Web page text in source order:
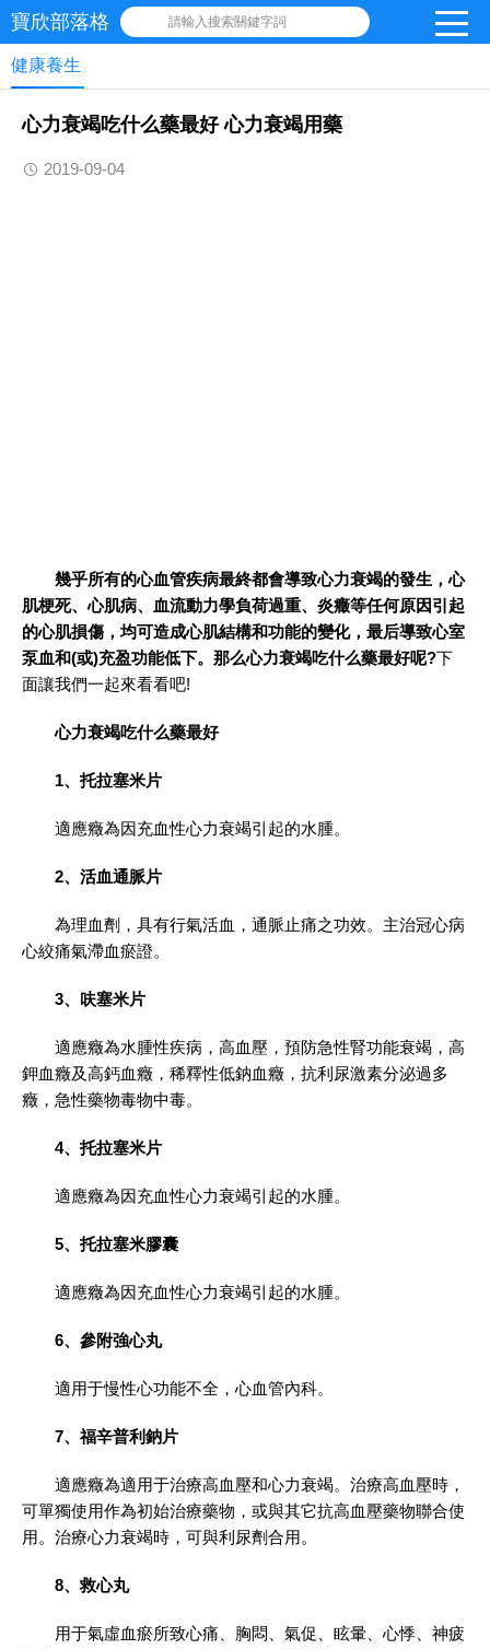
寶欣部落格 請輸入搜索關鍵字詞
健康養生
心力衰竭吃什么藥最好 心力衰竭用藥
2019-09-04
幾乎所有的心血管疾病最終都會導致心力衰竭的發生，心
肌梗死、心肌病、血流動力學負荷過重、炎癥等任何原因引起
的心肌損傷，均可造成心肌結構和功能的變化，最后導致心室
泵血和(或)充盈功能低下。那么心力衰竭吃什么藥最好呢?下
面讓我們一起來看看吧!
心力衰竭吃什么藥最好
1、托拉塞米片
適應癥為因充血性心力衰竭引起的水腫。
2、活血通脈片
為理血劑，具有行氣活血，通脈止痛之功效。主治冠心病
心絞痛氣滯血瘀證。
3、呋塞米片
適應癥為水腫性疾病，高血壓，預防急性腎功能衰竭，高
鉀血癥及高鈣血癥，稀釋性低鈉血癥，抗利尿激素分泌過多
癥，急性藥物毒物中毒。
4、托拉塞米片
適應癥為因充血性心力衰竭引起的水腫。
5、托拉塞米膠囊
適應癥為因充血性心力衰竭引起的水腫。
6、參附強心丸
適用于慢性心功能不全，心血管內科。
7、福辛普利鈉片
適應癥為適用于治療高血壓和心力衰竭。治療高血壓時，
可單獨使用作為初始治療藥物，或與其它抗高血壓藥物聯合使
用。治療心力衰竭時，可與利尿劑合用。
8、救心丸
用于氣虛血瘀所致心痛、胸悶、氣促、眩暈、心悸、神疲